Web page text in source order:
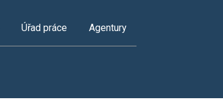
Úřad práce Agentury